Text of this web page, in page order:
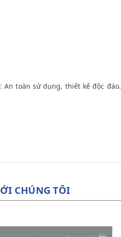
An toàn sử dụng, thiết kế độc đáo.
CHÚNG TÔI